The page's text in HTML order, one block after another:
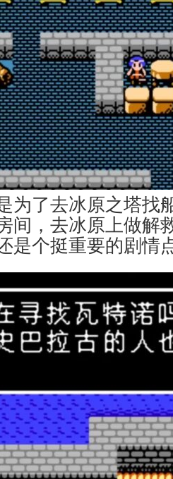
为了去冰原之塔找
间，去冰原上做解
是个挺重要的剧情